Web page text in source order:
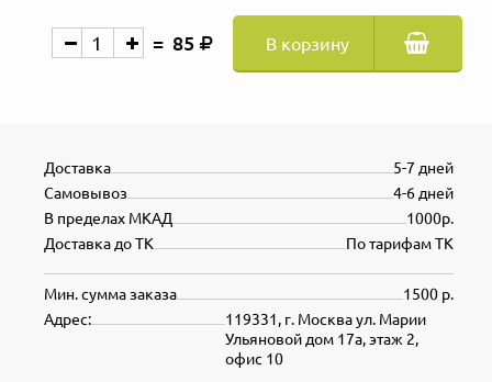
85 В корзину
5-7 дней
Доставка
4-6 дней
Самовывоз
1000р.
В пределах МКАД
По тарифам ТК
Доставка до ТК
1500 р.
Мин. сумма заказа
119331, г. Москва ул. Марии
Ульяновой дом 17а, этаж 2,
офис 10
Адрес: